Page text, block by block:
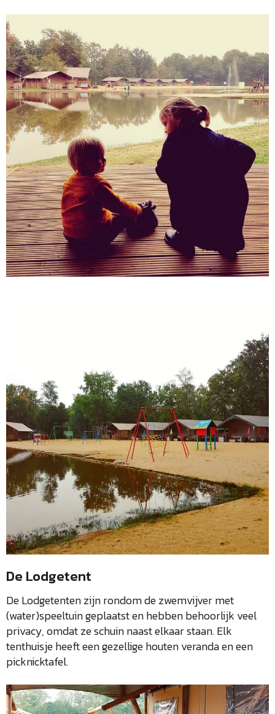
De Lodgetent
De Lodgetenten zijn rondom de zwemvijver met
(water)speeltuin geplaatst en hebben behoorlijk veel
privacy, omdat ze schuin naast elkaar staan. Elk
tenthuisje heeft een gezellige houten veranda en een
picknicktafel.